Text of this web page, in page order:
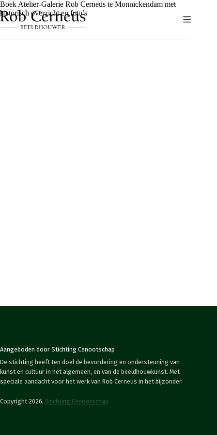
Ga
naar
de
inhoud
Boek Atelier-Galerie Rob Cerneüs te Monnickendam met
historisch overzicht en foto’s
Aangeboden door Stichting Cenootschap
De stichting heeft ten doel de bevordering en ondersteuning van
kunst en cultuur in het algemeen, en van de beeldhouwkunst. Met
speciale aandacht voor het werk van Rob Cerneüs in het bijzonder.
Copyright 2026, Stichting Cenootschap